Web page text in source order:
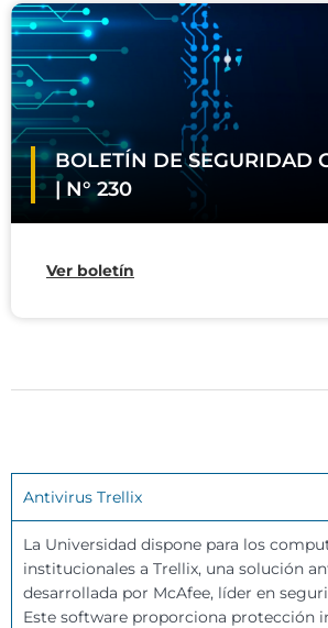
BOLETÍN DE SEGURIDAD
| N° 230
Ver boletín
Antivirus Trellix
La Universidad dispone para los
institucionales a Trellix, una solución
desarrollada por McAfee, líder en
Este software proporciona protección